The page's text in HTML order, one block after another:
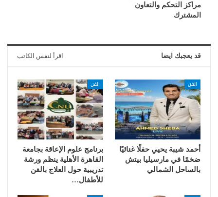
مراكز التحكم والتعاون
المشترك
قد يعجبك ايضا اقرأ لنفس الكاتب
الفن
أحمد شيبة يحيي حفلًا غنائيًا
ضخمًا في مارسيليا بيتش
بالساحل الشمالي
الفن
برنامج علوم الإعاقة بجامعة
القاهرة الأهلية ينظم ورشة
تدريبية حول العلاج بالفن
للأطفال…